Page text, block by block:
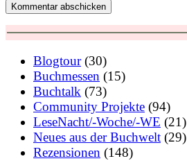
Kommentar abschicken
Blogtour(30)
Buchmessen (15)
Buchtalk (73)
Community Projekte (94)
LeseNacht/-Woche/-WE (21)
Neues aus der Buchwelt (29)
Rezensionen (148)